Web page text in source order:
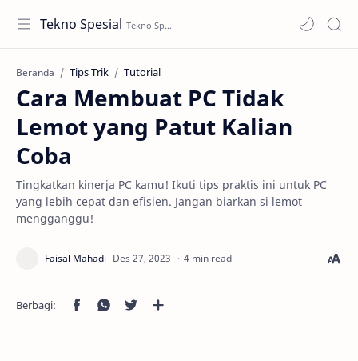
Tekno Spesial
Beranda Tips Trik Tutorial
Cara Membuat PC Tidak
Lemot yang Patut Kalian
Coba
Tingkatkan kinerja PC kamu! Ikuti tips praktis ini untuk PC
yang lebih cepat dan efisien. Jangan biarkan si lemot
mengganggu!
4 min read